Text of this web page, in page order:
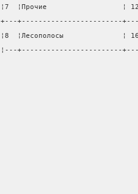
¦7  ¦Прочие                  ¦
+---+------------------------
¦8  ¦Лесополосы              ¦
¦---+------------------------